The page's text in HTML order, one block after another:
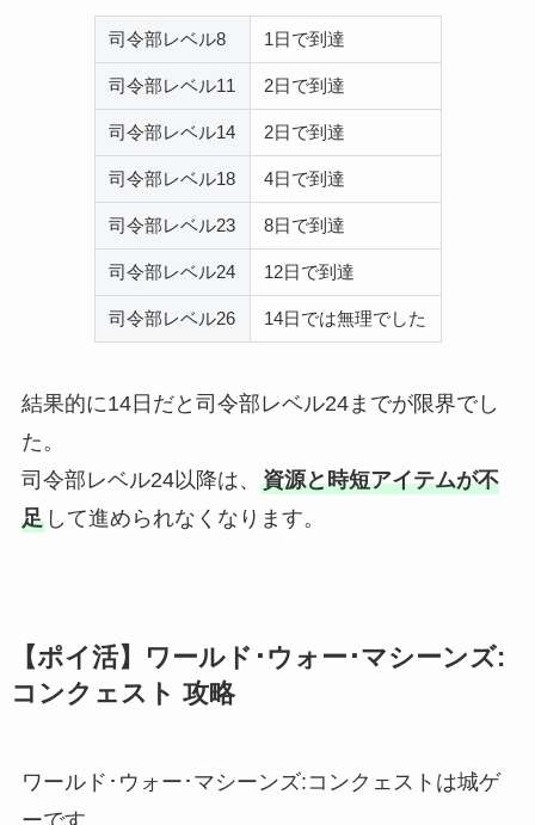
司令部レベル8 1日で到達
司令部レベル11 2日で到達
司令部レベル14 2日で到達
司令部レベル18 4日で到達
司令部レベル23 8日で到達
司令部レベル24 12日で到達
司令部レベル26 14日では無理でした
結果的に14日だと司令部レベル24までが限界でし
た。
司令部レベル24以降は、 資源と時短アイテムが不
足して進められなくなります。
【ポイ活】ワールド･ウォー･マシーンズ:
コンクェスト 攻略
ワールド･ウォー･マシーンズ:コンクェストは城ゲ